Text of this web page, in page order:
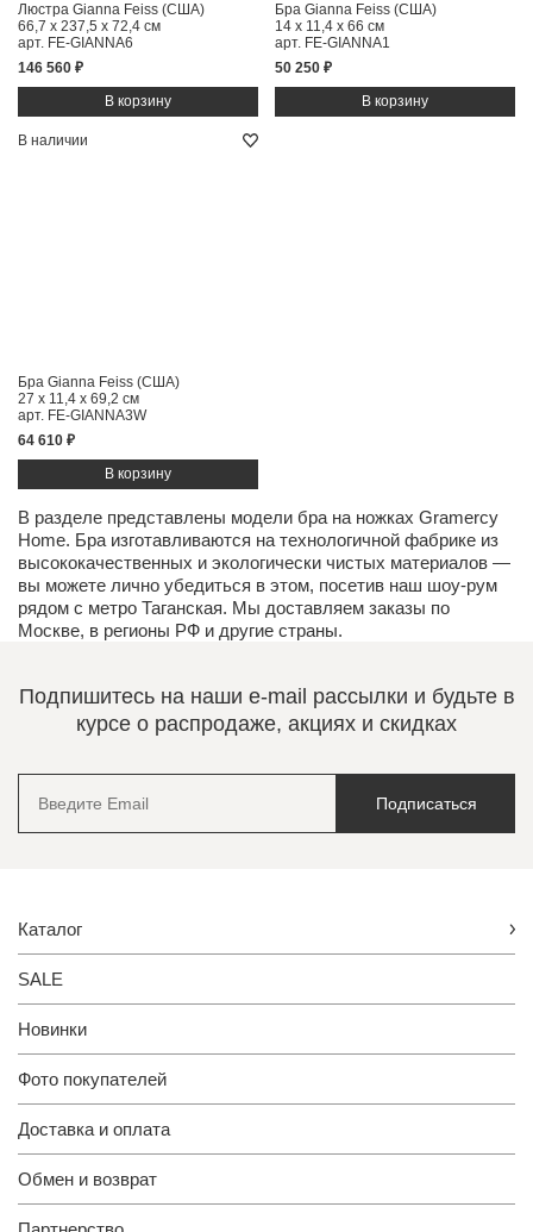
Люстра Gianna Feiss (США)
66,7 x 237,5 x 72,4 см
арт. FE-GIANNA6
146 560 ₽
Бра Gianna Feiss (США)
14 x 11,4 x 66 см
арт. FE-GIANNA1
50 250 ₽
В наличии
Бра Gianna Feiss (США)
27 x 11,4 x 69,2 см
арт. FE-GIANNA3W
64 610 ₽
В разделе представлены модели бра на ножках Gramercy
Home. Бра изготавливаются на технологичной фабрике из
высококачественных и экологически чистых материалов —
вы можете лично убедиться в этом, посетив наш шоу-рум
рядом с метро Таганская. Мы доставляем заказы по
Москве, в регионы РФ и другие страны.
Подпишитесь на наши e-mail рассылки и будьте в
курсе о распродаже, акциях и скидках
Подписаться
Каталог
SALE
Новинки
Фото покупателей
Доставка и оплата
Обмен и возврат